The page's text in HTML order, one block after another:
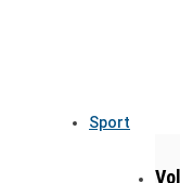
Sport